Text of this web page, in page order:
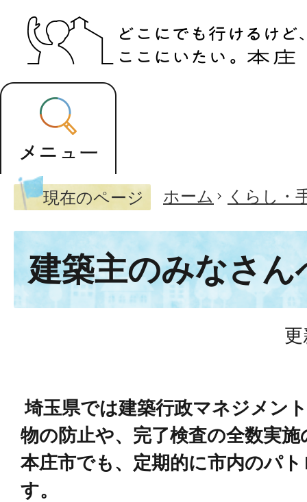
現在のページ ホーム くらし・
建築主のみなさん
埼玉県では建築行政マネジメン
物の防止や、完了検査の全数実
本庄市でも、定期的に市内のパ
す。